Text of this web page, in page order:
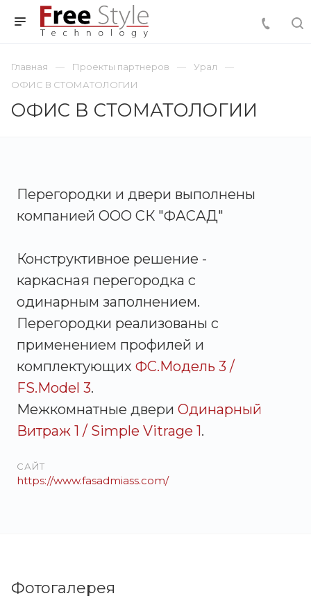
Главная Проекты партнеров
Урал
ОФИС В СТОМАТОЛОГИИ
ОФИС В СТОМАТОЛОГИИ
Перегородки и двери выполнены
компанией ООО СК "ФАСАД"
Конструктивное решение -
каркасная перегородка с
одинарным заполнением.
Перегородки реализованы с
применением профилей и
комплектующих ФС.Модель 3 /
FS.Model 3.
Межкомнатные двери Одинарный
Витраж 1 / Simple Vitrage 1.
САЙТ
https://www.fasadmiass.com/
Фотогалерея